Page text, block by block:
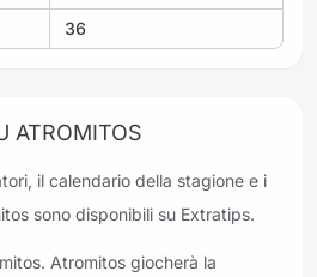
36
ATROMITOS
il calendario della stagione e i
sono disponibili su Extratips.
Atromitos giocherà la